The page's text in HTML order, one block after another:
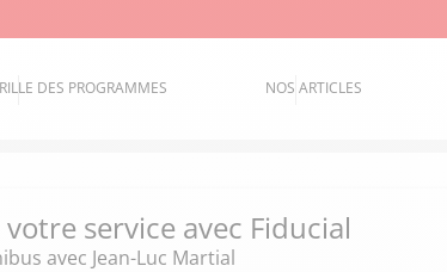
DES PROGRAMMES NOS ARTICLES
service avec Fiducial
avec Jean-Luc Martial